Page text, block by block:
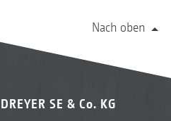
Nach oben
SE & Co. KG